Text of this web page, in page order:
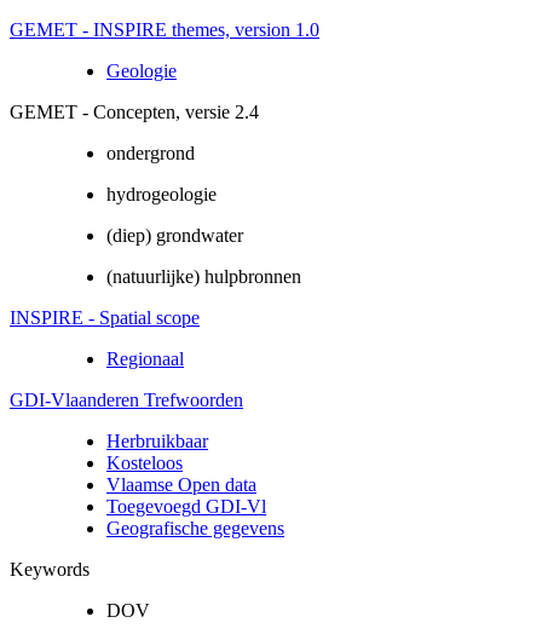
GEMET - INSPIRE themes, version 1.0
Geologie
GEMET - Concepten, versie 2.4
ondergrond
hydrogeologie
(diep) grondwater
(natuurlijke) hulpbronnen
INSPIRE - Spatial scope
Regionaal
GDI-Vlaanderen Trefwoorden
Herbruikbaar
Kosteloos
Vlaamse Open data
Toegevoegd GDI-Vl
Geografische gegevens
Keywords
DOV